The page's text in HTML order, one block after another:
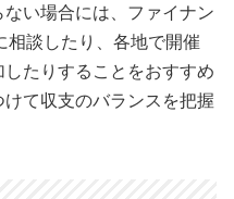
い場合には、ファイナン
相談したり、各地で開催
たりすることをおすすめ
て収支のバランスを把握